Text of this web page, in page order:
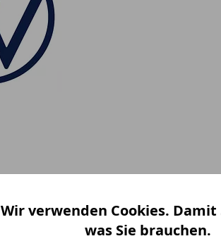
Wir verwenden Cookies.
was Sie brauchen.